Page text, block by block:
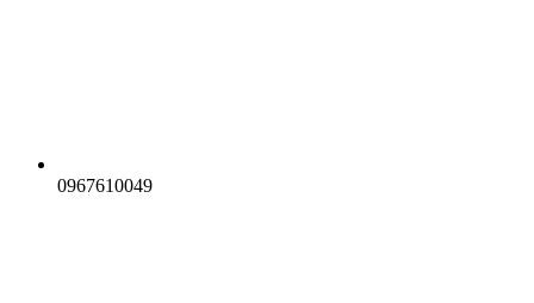
0967610049